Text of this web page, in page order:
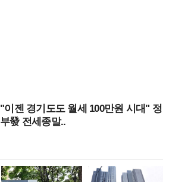
"이젠 경기도도 월세 100만원 시대" 정
부發 전세종말..